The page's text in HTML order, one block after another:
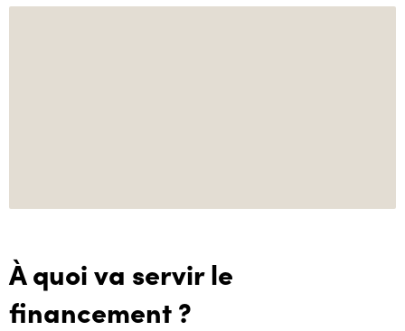
À quoi va servir le
financement ?